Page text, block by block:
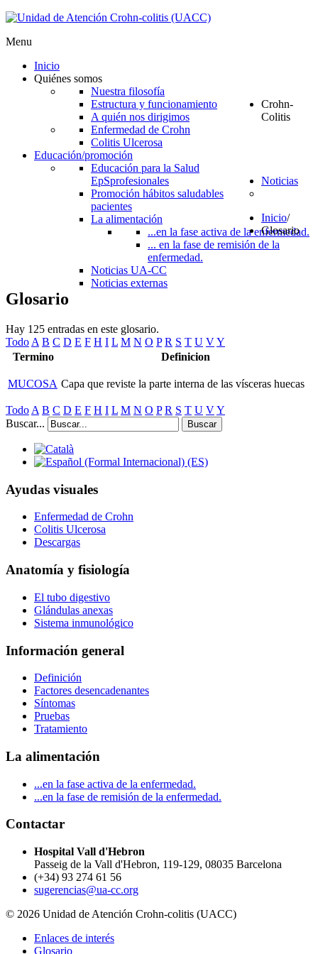
Menu
Inicio
Quiénes somos
Nuestra filosofía
Estructura y funcionamiento
A quién nos dirigimos
Crohn-
Colitis
Enfermedad de Crohn
Colitis Ulcerosa
Educación/promoción
Educación para la Salud
EpSprofesionales
Promoción hábitos saludables
pacientes
La alimentación
...en la fase activa de la enfermedad.
... en la fase de remisión de la
enfermedad.
Noticias
Noticias UA-CC
Noticias externas
Inicio/
Glosario
Glosario
Hay 125 entradas en este glosario.
Todo A B C D E F H I L M N O P R S T U VY
Termino
Definicion
MUCOSA Capa que reviste la parte interna de las vísceras huecas
Todo A B C D E F H I L M N O P R S T U VY
Buscar...
Buscar
Ayudas visuales
Enfermedad de Crohn
Colitis Ulcerosa
Descargas
Anatomía y fisiología
El tubo digestivo
Glándulas anexas
Sistema inmunológico
Información general
Definición
Factores desencadenantes
Síntomas
Pruebas
Tratamiento
La alimentación
...en la fase activa de la enfermedad.
...en la fase de remisión de la enfermedad.
Contactar
Hospital Vall d'Hebron
Passeig de la Vall d'Hebron, 119-129, 08035 Barcelona
(+34) 93 274 61 56
sugerencias@ua-cc.org
© 2026 Unidad de Atención Crohn-colitis (UACC)
Enlaces de interés
Glosario